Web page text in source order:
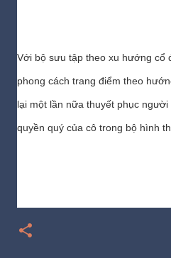
Với bộ sưu tập theo xu hướng cổ
phong cách trang điểm theo
lại một lần nữa thuyết phục
quyền quý của cô trong bộ hình